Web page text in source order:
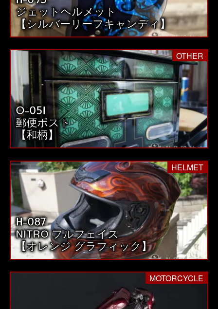
ジェットヘルメット
【シルバーリーフキャンディ】
OTHER
O-051
郵便ポスト
【和柄】
HELMET
H-087
NITRO フルフェイス
【オレンジ グラフィック】
MOTORCYCLE